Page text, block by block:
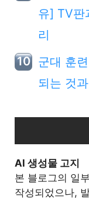
유] TV판
리
군대 훈
되는 것
Al 생성물 고지
본 블로그의 일
작성되었으나,